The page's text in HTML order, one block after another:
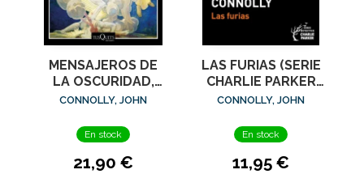
MENSAJEROS DE
LA OSCURIDAD,
LOS (SERIE
22)
CONNOLLY, JOHN
En stock
21,90 €
LAS FURIAS (SERIE
CHARLIE PARKER
21)
CONNOLLY, JOHN
En stock
11,95 €